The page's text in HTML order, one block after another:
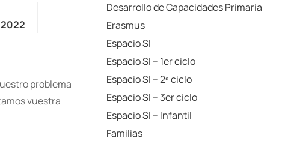
problema
vuestra
Desarrollo de Capacidades Primaria
Erasmus
Espacio SI
Espacio SI – 1er ciclo
Espacio SI – 2º ciclo
Espacio SI – 3er ciclo
Espacio SI – Infantil
Familias